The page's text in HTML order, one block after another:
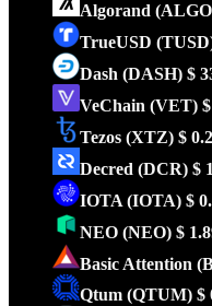
Algorand
TrueUSD
Dash (DASH) $
VeChain (VET)
Tezos (XTZ) $
Decred (DCR) $
IOTA (IOTA) $
NEO (NEO) $
Basic Attention
Qtum (QTUM) $